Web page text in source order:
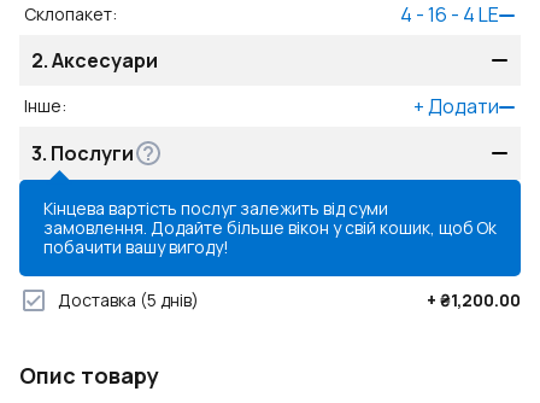
Склопакет:
4 - 16 - 4 LE
2.Аксесуари
Інше: +Додати
3. Послуги
Кінцева вартість послуг залежить від суми
замовлення. Додайте більше вікон у свій кошик, щоб
побачити вашу вигоду!
Ok
Доставка (5 днів) + ₴1,200.00
Опис товару